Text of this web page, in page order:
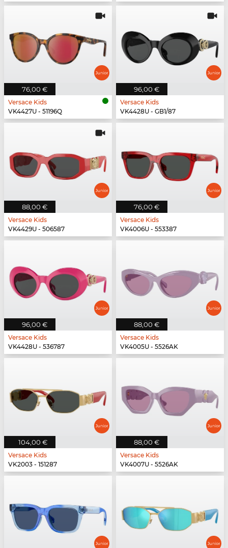
76,00 €
Versace Kids
VK4427U - 51196Q
96,00 €
Versace Kids
VK4428U - GB1/87
88,00 €
Versace Kids
VK4429U - 506587
76,00 €
Versace Kids
VK4006U - 553387
96,00 €
Versace Kids
VK4428U - 536787
88,00 €
Versace Kids
VK4005U - 5526AK
104,00 €
Versace Kids
VK2003 - 151287
88,00 €
Versace Kids
VK4007U - 5526AK